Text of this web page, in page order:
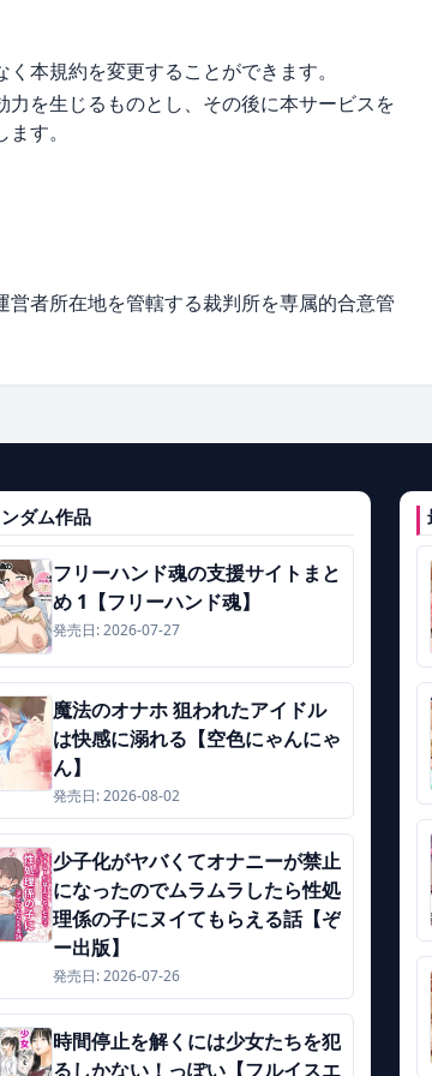
本規約を変更することができます。
を生じるものとし、その後に本サービスを
す。
者所在地を管轄する裁判所を専属的合意管
ダム作品
フリーハンド魂の支援サイトまと
め 1【フリーハンド魂】
発売日: 2026-07-27
魔法のオナホ 狙われたアイドル
は快感に溺れる【空色にゃんにゃ
ん】
発売日: 2026-08-02
少子化がヤバくてオナニーが禁止
になったのでムラムラしたら性処
理係の子にヌイてもらえる話【ぞ
ー出版】
発売日: 2026-07-26
時間停止を解くには少女たちを犯
るしかない！っぽい【フルイスエ